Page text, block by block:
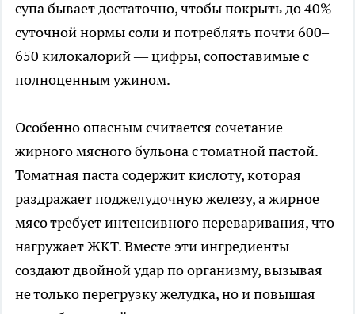
супа бывает достаточно, чтобы покрыть до 40%
суточной нормы соли и потреблять почти 600–
650 килокалорий — цифры, сопоставимые с
полноценным ужином.
Особенно опасным считается сочетание
жирного мясного бульона с томатной пастой.
Томатная паста содержит кислоту, которая
раздражает поджелудочную железу, а жирное
мясо требует интенсивного переваривания, что
нагружает ЖКТ. Вместе эти ингредиенты
создают двойной удар по организму, вызывая
не только перегрузку желудка, но и повышая